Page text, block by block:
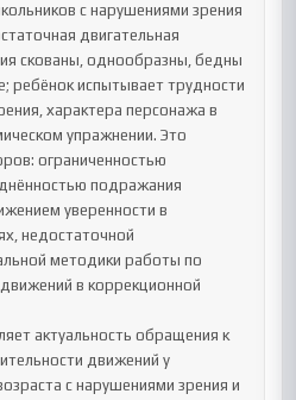
с нарушениями зрения
двигательная
скованы, однообразны, бедны
ребёнок испытывает трудности
характера персонажа в
упражнении. Это
ограниченностью
подражания
уверенности в
недостаточной
методики работы по
в коррекционной
актуальность обращения к
движений у
с нарушениями зрения и